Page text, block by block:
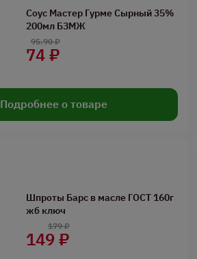
Соус Мастер Гурме Сырный 35%
200мл БЗМЖ
74 ₽
95.90 ₽
Подробнее о товаре
Шпроты Барс в масле ГОСТ 160г
жб ключ
149 ₽
179 ₽